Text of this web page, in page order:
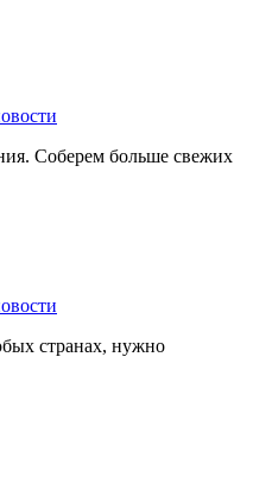
Соберем больше свежих
странах, нужно